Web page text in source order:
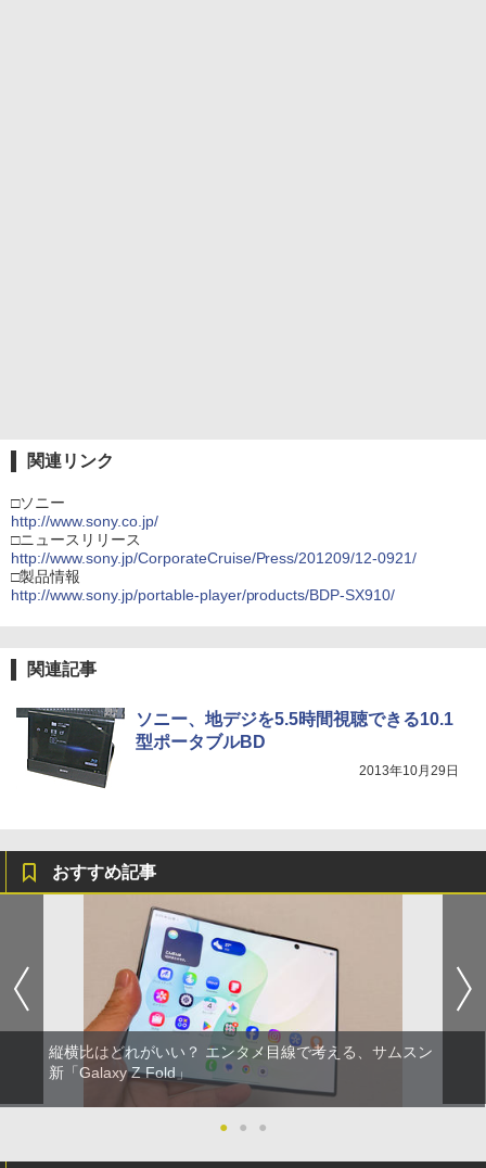
関連リンク
□ソニー
http://www.sony.co.jp/
□ニュースリリース
http://www.sony.jp/CorporateCruise/Press/201209/12-0921/
□製品情報
http://www.sony.jp/portable-player/products/BDP-SX910/
関連記事
ソニー、地デジを5.5時間視聴できる10.1
型ポータブルBD
2013年10月29日
おすすめ記事
縦横比はどれがいい？ エンタメ目線で考える、サムスン
新「Galaxy Z Fold」
● ● ●